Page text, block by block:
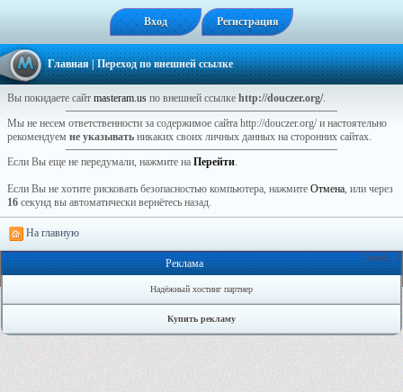
Вход Регистрация
Главная| Переход по внешней ссылке
Вы покидаете сайт masteram.us по внешней ссылке http://douczer.org/.
Мы не несем ответственности за содержимое сайта http://douczer.org/ и настоятельно
рекомендуем не указывать никаких своих личных данных на сторонних сайтах.
Если Вы еще не передумали, нажмите на Перейти.
Если Вы не хотите рисковать безопасностью компьютера, нажмите Отмена, или через
16 секунд вы автоматически вернётесь назад.
На главную
Онлайн: 3
Реклама
Надёжный хостинг партнер
Купить рекламу